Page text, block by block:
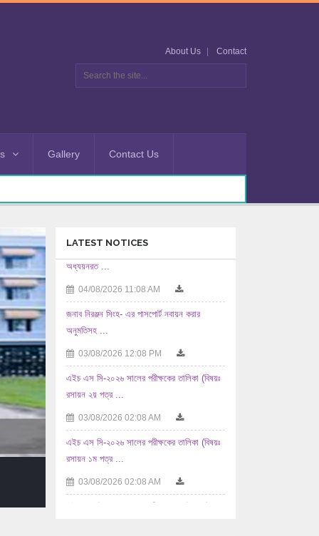
About Us Contact
Gallery Contact Us
LATEST NOTICES
অনুমতিসহ ...
03/08/2026 12:08 PM
রসায়ন ২য় পত্র ...
03/08/2026 02:08 AM
রসায়ন ১ম পত্র ...
03/08/2026 02:08 AM
...